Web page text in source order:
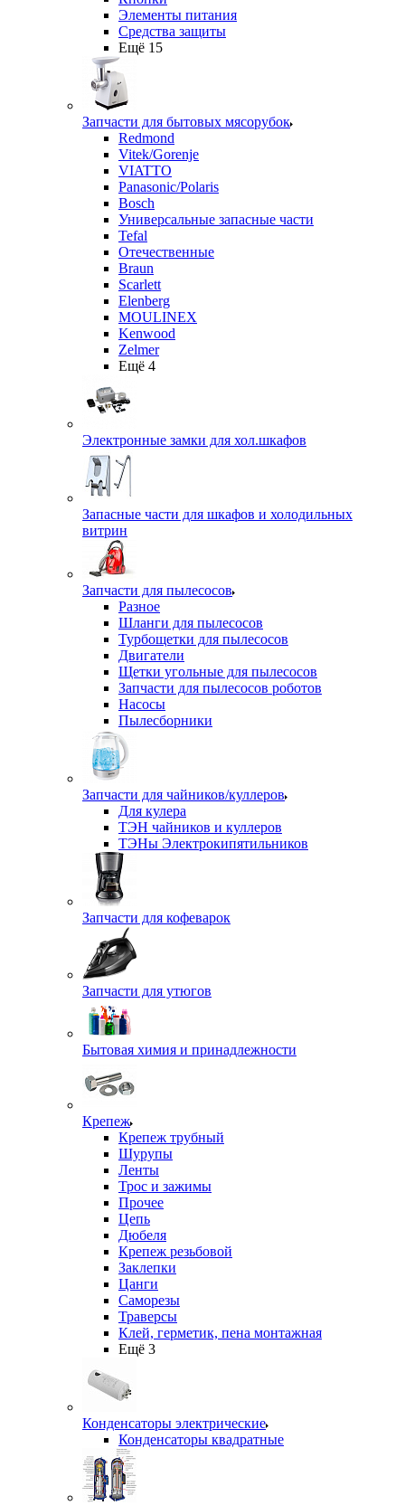
Элементы питания
Средства защиты
Ещё 15
Запчасти для бытовых мясорубок
Redmond
Vitek/Gorenje
VIATTO
Panasonic/Polaris
Bosch
Универсальные запасные части
Tefal
Отечественные
Braun
Scarlett
Elenberg
MOULINEX
Kenwood
Zelmer
Ещё 4
Электронные замки для хол.шкафов
Запасные части для шкафов и холодильных
витрин
Запчасти для пылесосов
Разное
Шланги для пылесосов
Турбощетки для пылесосов
Двигатели
Щетки угольные для пылесосов
Запчасти для пылесосов роботов
Насосы
Пылесборники
Запчасти для чайников/куллеров
Для кулера
ТЭН чайников и куллеров
ТЭНы Электрокипятильников
Запчасти для кофеварок
Запчасти для утюгов
Бытовая химия и принадлежности
Крепеж
Крепеж трубный
Шурупы
Ленты
Трос и зажимы
Прочее
Цепь
Дюбеля
Крепеж резьбовой
Заклепки
Цанги
Саморезы
Траверсы
Клей, герметик, пена монтажная
Ещё 3
Конденсаторы электрические
Конденсаторы квадратные